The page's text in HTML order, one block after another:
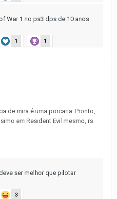
War 1 no ps3 dps de 10 anos
1 1
de mira é uma porcaria. Pronto,
em Resident Evil mesmo, rs.
ser melhor que pilotar
3